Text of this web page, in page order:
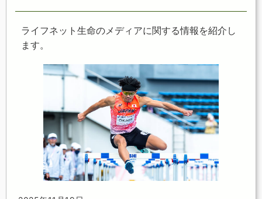
ライフネット生命のメディアに関する情報を紹介し
ます。